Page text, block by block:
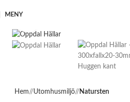
MENY
Hem/ Utomhusmiljö/ Natursten